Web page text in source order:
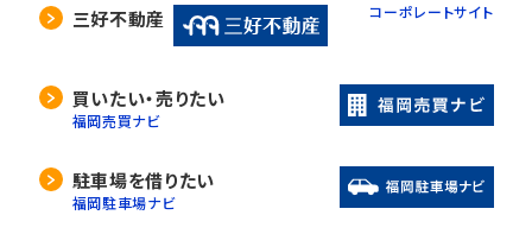
三好不動産 コーポレートサイト
買いたい・売りたい
福岡売買ナビ
駐車場を借りたい
福岡駐車場ナビ